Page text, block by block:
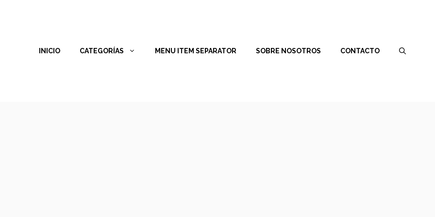
INICIO CATEGORÍAS MENU ITEM SEPARATOR SOBRE NOSOTROS CONTACTO